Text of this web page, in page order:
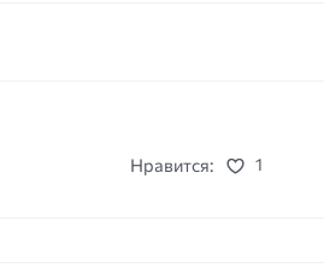
Нравится:
1